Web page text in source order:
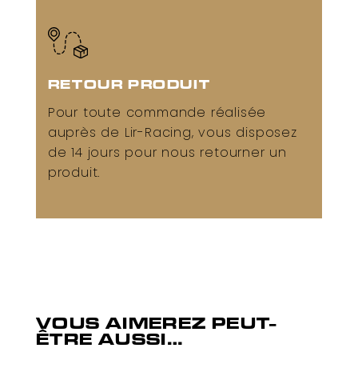
RETOUR PRODUIT
Pour toute commande réalisée
auprès de Lir-Racing, vous disposez
de 14 jours pour nous retourner un
produit.
VOUS AIMEREZ PEUT-
ÊTRE AUSSI…